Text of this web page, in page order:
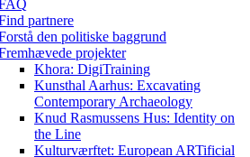
partnere
den politiske baggrund
projekter
Khora: DigiTraining
Kunsthal Aarhus: Excavating
Contemporary Archaeology
Knud Rasmussens Hus: Identity on
the Line
Kulturværftet: European ARTificial